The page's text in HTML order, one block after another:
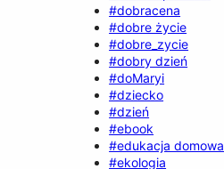
#dobracena
#dobre życie
#dobre_zycie
#dobry dzień
#doMaryi
#dziecko
#dzień
#ebook
#edukacja domowa
#ekologia